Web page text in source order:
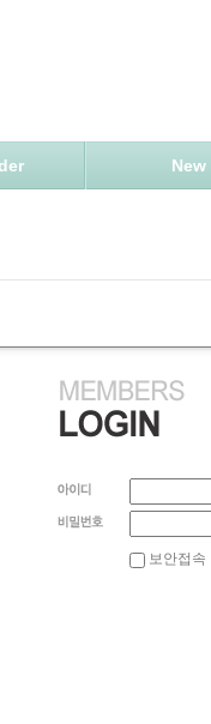
New
보안접속